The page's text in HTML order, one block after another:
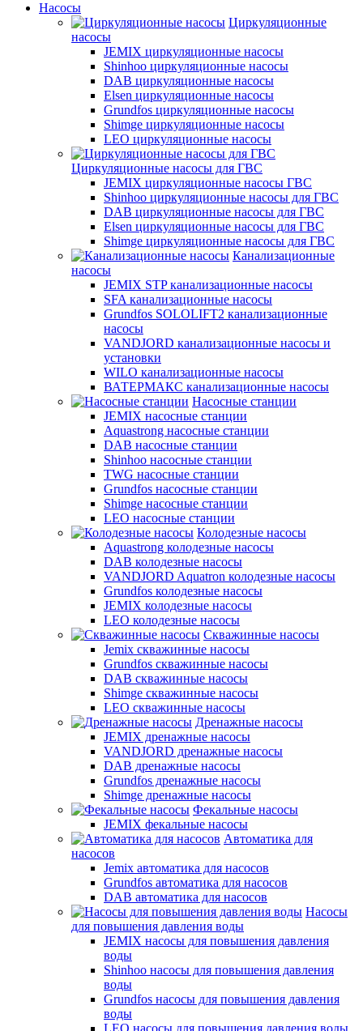
Насосы
Циркуляционные
насосы
JEMIX циркуляционные насосы
Shinhoo циркуляционные насосы
DAB циркуляционные насосы
Elsen циркуляционные насосы
Grundfos циркуляционные насосы
Shimge циркуляционные насосы
LEO циркуляционные насосы
Циркуляционные насосы для ГВС
JEMIX циркуляционные насосы ГВС
Shinhoo циркуляционные насосы для ГВС
DAB циркуляционные насосы для ГВС
Elsen циркуляционные насосы для ГВС
Shimge циркуляционные насосы для ГВС
Канализационные
насосы
JEMIX STP канализационные насосы
SFA канализационные насосы
Grundfos SOLOLIFT2 канализационные
насосы
VANDJORD канализационные насосы и
установки
WILO канализационные насосы
ВАТЕРМАКС канализационные насосы
Насосные станции
JEMIX насосные станции
Aquastrong насосные станции
DAB насосные станции
Shinhoo насосные станции
TWG насосные станции
Grundfos насосные станции
Shimge насосные станции
LEO насосные станции
Колодезные насосы
Aquastrong колодезные насосы
DAB колодезные насосы
VANDJORD Aquatron колодезные насосы
Grundfos колодезные насосы
JEMIX колодезные насосы
LEO колодезные насосы
Скважинные насосы
Jemix cкважинные насосы
Grundfos скважинные насосы
DAB скважинные насосы
Shimge скважинные насосы
LEO скважинные насосы
Дренажные насосы
JEMIX дренажные насосы
VANDJORD дренажные насосы
DAB дренажные насосы
Grundfos дренажные насосы
Shimge дренажные насосы
Фекальные насосы
JEMIX фекальные насосы
Автоматика для
насосов
Jemix автоматика для насосов
Grundfos автоматика для насосов
DAB автоматика для насосов
Насосы
для повышения давления воды
JEMIX насосы для повышения давления
воды
Shinhoo насосы для повышения давления
воды
Grundfos насосы для повышения давления
воды
LEO насосы для повышения давления воды